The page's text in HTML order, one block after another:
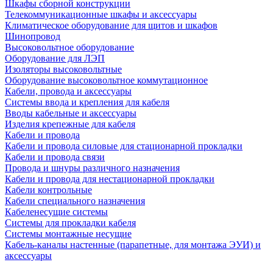
Шкафы сборной конструкции
Телекоммуникационные шкафы и аксессуары
Климатическое оборудование для щитов и шкафов
Шинопровод
Высоковольтное оборудование
Оборудование для ЛЭП
Изоляторы высоковольтные
Оборудование высоковольтное коммутационное
Кабели, провода и аксессуары
Системы ввода и крепления для кабеля
Вводы кабельные и аксессуары
Изделия крепежные для кабеля
Кабели и провода
Кабели и провода силовые для стационарной прокладки
Кабели и провода связи
Провода и шнуры различного назначения
Кабели и провода для нестационарной прокладки
Кабели контрольные
Кабели специального назначения
Кабеленесущие системы
Системы для прокладки кабеля
Системы монтажные несущие
Кабель-каналы настенные (парапетные, для монтажа ЭУИ) и
аксессуары